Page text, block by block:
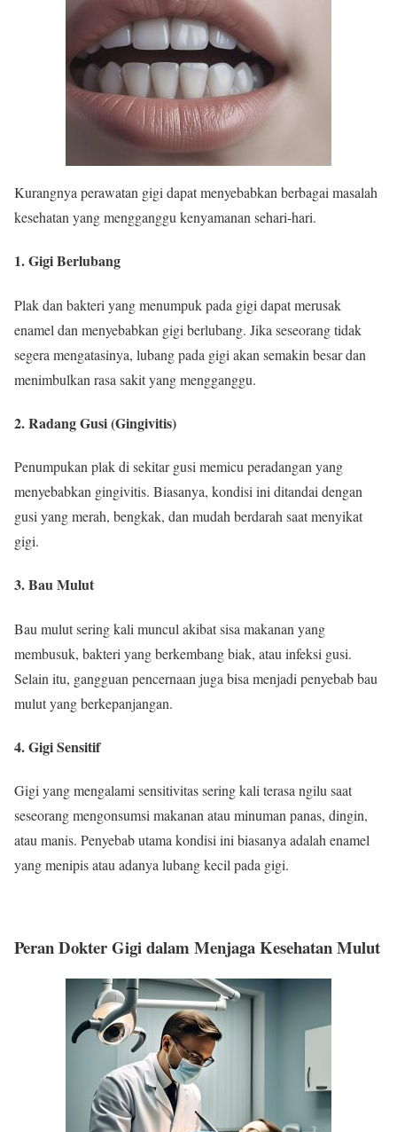
Kurangnya perawatan gigi dapat menyebabkan berbagai masalah
kesehatan yang mengganggu kenyamanan sehari-hari.
1. Gigi Berlubang
Plak dan bakteri yang menumpuk pada gigi dapat merusak
enamel dan menyebabkan gigi berlubang. Jika seseorang tidak
segera mengatasinya, lubang pada gigi akan semakin besar dan
menimbulkan rasa sakit yang mengganggu.
2. Radang Gusi (Gingivitis)
Penumpukan plak di sekitar gusi memicu peradangan yang
menyebabkan gingivitis. Biasanya, kondisi ini ditandai dengan
gusi yang merah, bengkak, dan mudah berdarah saat menyikat
gigi.
3. Bau Mulut
Bau mulut sering kali muncul akibat sisa makanan yang
membusuk, bakteri yang berkembang biak, atau infeksi gusi.
Selain itu, gangguan pencernaan juga bisa menjadi penyebab bau
mulut yang berkepanjangan.
4. Gigi Sensitif
Gigi yang mengalami sensitivitas sering kali terasa ngilu saat
seseorang mengonsumsi makanan atau minuman panas, dingin,
atau manis. Penyebab utama kondisi ini biasanya adalah enamel
yang menipis atau adanya lubang kecil pada gigi.
Peran Dokter Gigi dalam Menjaga Kesehatan Mulut